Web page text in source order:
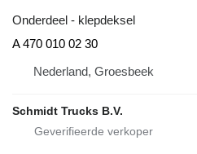
Onderdeel - klepdeksel
A 470 010 02 30
Nederland, Groesbeek
Schmidt Trucks B.V.